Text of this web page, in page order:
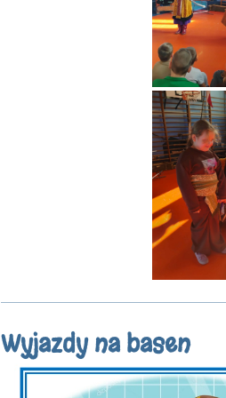
Wyjazdy na basen